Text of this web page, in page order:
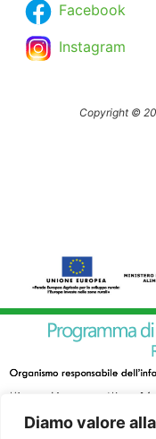
Diamo valore
Facebook
Instagram
Copyright ©